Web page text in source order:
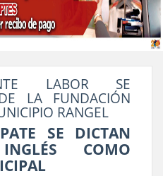
LABOR SE
LA FUNDACIÓN
RANGEL
SE DICTAN
COMO